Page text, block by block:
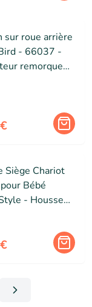
sur roue arrière
- 66037 -
remorque
Siège Chariot
Bébé
- Housse
- Vert Givré